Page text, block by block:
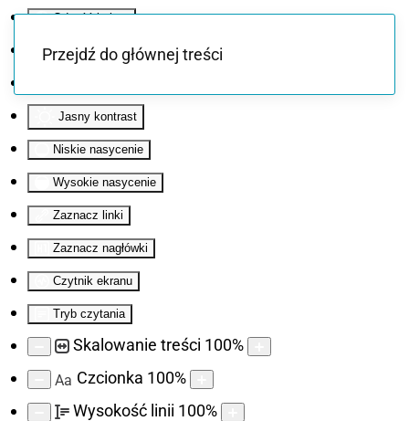
Odwróć kolory
Monochromatyczny
Jasny kontrast
Niskie nasycenie
Wysokie nasycenie
Zaznacz linki
Zaznacz nagłówki
Czytnik ekranu
Tryb czytania
Skalowanie treści 100%
Aa Czcionka 100%
Wysokość linii 100%
Przejdź do głównej treści